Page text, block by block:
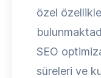
özel
SEO
süreleri ve